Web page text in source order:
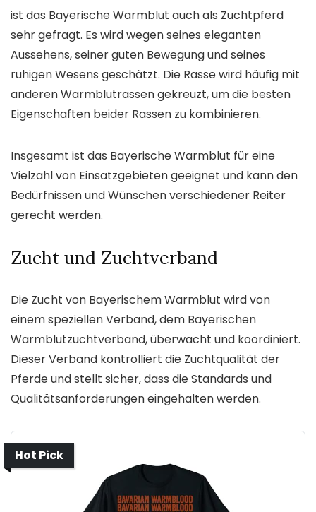
ist das Bayerische Warmblut auch als Zuchtpferd
sehr gefragt. Es wird wegen seines eleganten
Aussehens, seiner guten Bewegung und seines
ruhigen Wesens geschätzt. Die Rasse wird häufig mit
anderen Warmblutrassen gekreuzt, um die besten
Eigenschaften beider Rassen zu kombinieren.
Insgesamt ist das Bayerische Warmblut für eine
Vielzahl von Einsatzgebieten geeignet und kann den
Bedürfnissen und Wünschen verschiedener Reiter
gerecht werden.
Zucht und Zuchtverband
Die Zucht von Bayerischem Warmblut wird von
einem speziellen Verband, dem Bayerischen
Warmblutzuchtverband, überwacht und koordiniert.
Dieser Verband kontrolliert die Zuchtqualität der
Pferde und stellt sicher, dass die Standards und
Qualitätsanforderungen eingehalten werden.
Hot Pick